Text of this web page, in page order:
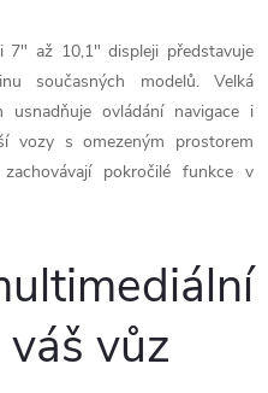
7" až 10,1" displeji představuje
současných modelů. Velká
usnadňuje ovládání navigace i
vozy s omezeným prostorem
pokročilé funkce v
vůz